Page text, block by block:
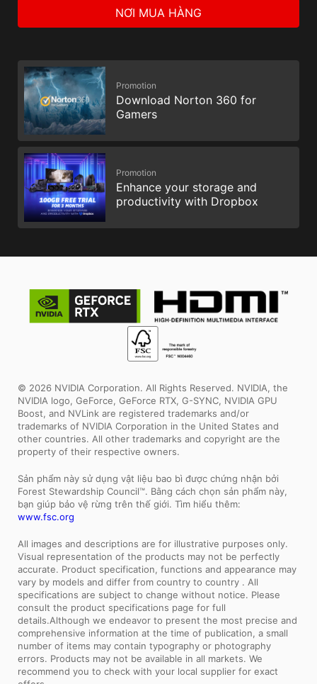
NƠI MUA HÀNG
Promotion
Download Norton 360 for
Gamers
Promotion
Enhance your storage and
productivity with Dropbox
© 2026 NVIDIA Corporation. All Rights Reserved. NVIDIA, the
NVIDIA logo, GeForce, GeForce RTX, G-SYNC, NVIDIA GPU
Boost, and NVLink are registered trademarks and/or
trademarks of NVIDIA Corporation in the United States and
other countries. All other trademarks and copyright are the
property of their respective owners.
Sản phẩm này sử dụng vật liệu bao bì được chứng nhận bởi
Forest Stewardship Council™. Bằng cách chọn sản phẩm này,
bạn giúp bảo vệ rừng trên thế giới. Tìm hiểu thêm:
www.fsc.org
All images and descriptions are for illustrative purposes only.
Visual representation of the products may not be perfectly
accurate. Product specification, functions and appearance may
vary by models and differ from country to country . All
specifications are subject to change without notice. Please
consult the product specifications page for full
details.Although we endeavor to present the most precise and
comprehensive information at the time of publication, a small
number of items may contain typography or photography
errors. Products may not be available in all markets. We
recommend you to check with your local supplier for exact